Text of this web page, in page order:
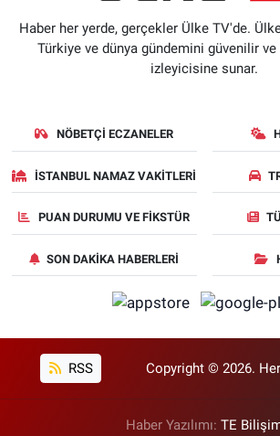
Haber her yerde, gerçekler Ülke TV'de.
Türkiye ve dünya gündemini güvenilir ve
izleyicisine sunar.
NÖBETÇI ECZANELER
İSTANBUL NAMAZ VAKITLERI
PUAN DURUMU VE FIKSTÜR
SON DAKIKA HABERLERI
RSS Copyright © 2026. Her
Haber Yazılımı: TE